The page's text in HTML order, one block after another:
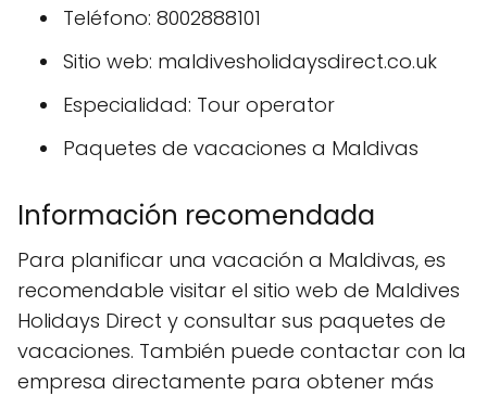
Teléfono: 8002888101
Sitio web: maldivesholidaysdirect.co.uk
Especialidad: Tour operator
Paquetes de vacaciones a Maldivas
Información recomendada
Para planificar una vacación a Maldivas, es
recomendable visitar el sitio web de Maldives
Holidays Direct y consultar sus paquetes de
vacaciones. También puede contactar con la
empresa directamente para obtener más